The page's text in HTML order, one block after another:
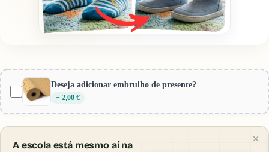
Pré-visualização:
Cerimónia Chloe (Navy)
Deseja adicionar embrulho de presente?
+ 2,00 €
A escola está mesmo aí na